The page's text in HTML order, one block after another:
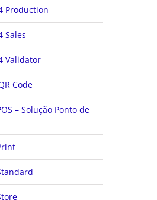
Production
Sales
Validator
Code
– Solução Ponto de